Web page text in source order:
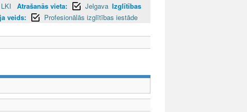
Atrašanās vieta: Jelgava Izglītības
veids: Profesionālās izglītības iestāde